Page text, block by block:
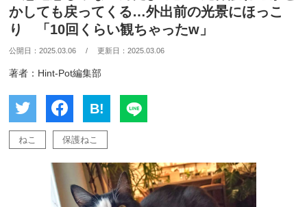
かしても戻ってくる…外出前の光景にほっこ
り 「10回くらい観ちゃったw」
公開日：2025.03.06 / 更新日：2025.03.06
著者：Hint-Pot編集部
B!
ねこ 保護ねこ